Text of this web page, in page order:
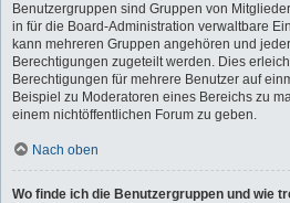
Benutzergruppen sind Gruppen von
in für die Board-Administration verwaltbare
kann mehreren Gruppen angehören und
Berechtigungen zugeteilt werden. Dies
Berechtigungen für mehrere Benutzer auf
Beispiel zu Moderatoren eines Bereichs zu
einem nichtöffentlichen Forum zu geben.
Nach oben
Wo finde ich die Benutzergruppen und wie